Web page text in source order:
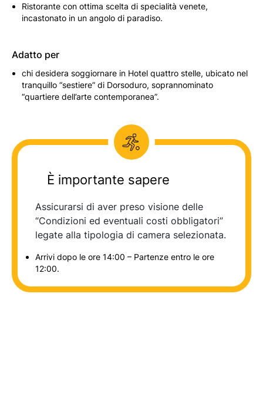
Ristorante con ottima scelta di specialità venete,
incastonato in un angolo di paradiso.
Adatto per
chi desidera soggiornare in Hotel quattro stelle, ubicato nel
tranquillo “sestiere” di Dorsoduro, soprannominato
“quartiere dell’arte contemporanea”.
È importante sapere
Assicurarsi di aver preso visione delle
“Condizioni ed eventuali costi obbligatori”
legate alla tipologia di camera selezionata.
Arrivi dopo le ore 14:00 – Partenze entro le ore
12:00.